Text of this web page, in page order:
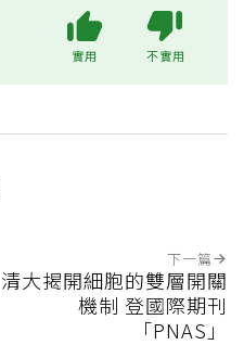
實用 不實用
下一篇
清大揭開細胞的雙層開關
機制 登國際期刊
「PNAS」